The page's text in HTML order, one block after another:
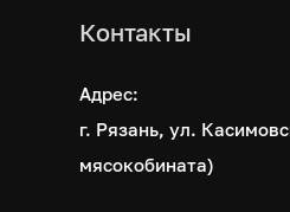
Контакты
Адрес:
г. Рязань, ул.
мясокобината)